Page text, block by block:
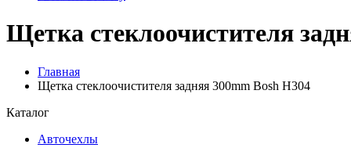
Щетка стеклоочистителя
Главная
Щетка стеклоочистителя задняя 300mm Bosh H304
Каталог
Авточехлы